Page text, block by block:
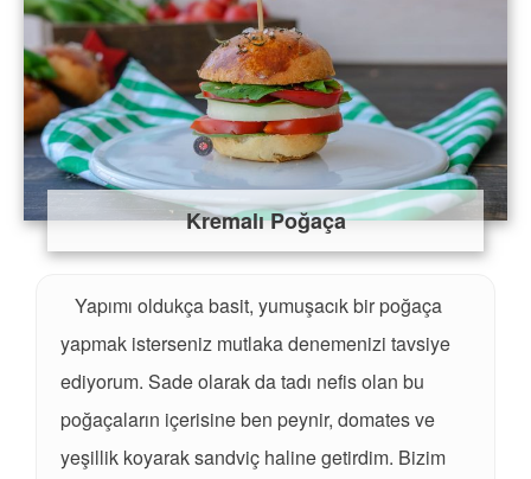
Kremalı Poğaça
Yapımı oldukça basit, yumuşacık bir poğaça
yapmak isterseniz mutlaka denemenizi tavsiye
ediyorum. Sade olarak da tadı nefis olan bu
poğaçaların içerisine ben peynir, domates ve
yeşillik koyarak sandviç haline getirdim. Bizim